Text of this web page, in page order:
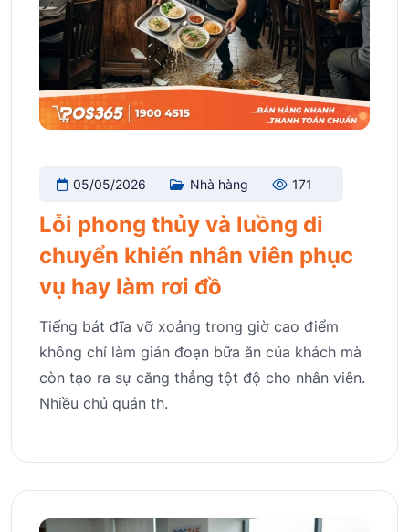
05/05/2026 Nhà hàng 171
Lỗi phong thủy và luồng di
chuyển khiến nhân viên phục
vụ hay làm rơi đồ
Tiếng bát đĩa vỡ xoảng trong giờ cao điểm
không chỉ làm gián đoạn bữa ăn của khách mà
còn tạo ra sự căng thẳng tột độ cho nhân viên.
Nhiều chủ quán th.